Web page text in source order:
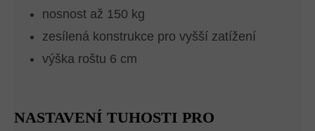
nosnost až 150 kg
zesílená konstrukce pro vyšší zatížení
výška roštu 6 cm
NASTAVENÍ TUHOSTI PRO